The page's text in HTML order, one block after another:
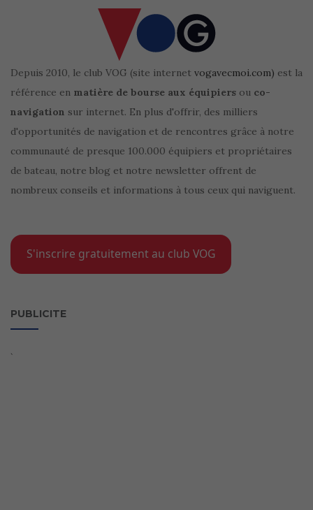
Depuis 2010, le club VOG (site internet vogavecmoi.com) est la
référence en matière de bourse aux équipiers ou co-
navigation sur internet. En plus d'offrir, des milliers
d'opportunités de navigation et de rencontres grâce à notre
communauté de presque 100.000 équipiers et propriétaires
de bateau, notre blog et notre newsletter offrent de
nombreux conseils et informations à tous ceux qui naviguent.
S'inscrire gratuitement au club VOG
PUBLICITE
`